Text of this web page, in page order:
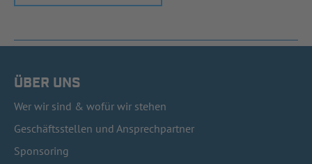
ÜBER UNS
Wer wir sind & wofür wir stehen
Geschäftsstellen und Ansprechpartner
Sponsoring